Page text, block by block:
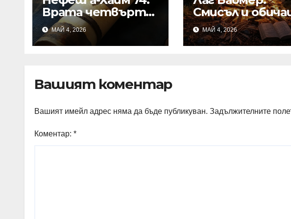
Врата четвърта.
Глава 20
МАЙ 4, 2026
Смисъл и
МАЙ 4, 2026
Вашият коментар
Вашият имейл адрес няма да бъде публикуван. Задължителните
Коментар: *